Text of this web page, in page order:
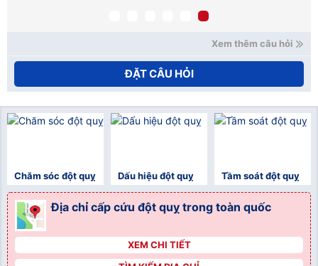
xử trí, cấp cứu như thế nào ạ? Em cảm ơn. (Lâm
Xem thêm câu hỏi
ĐẶT CÂU HỎI
Chăm sóc đột quỵ Dấu hiệu đột quỵ
">
Tầm soát đột quỵ
Địa chỉ cấp cứu đột quỵ trong toàn quốc
XEM CHI TIẾT